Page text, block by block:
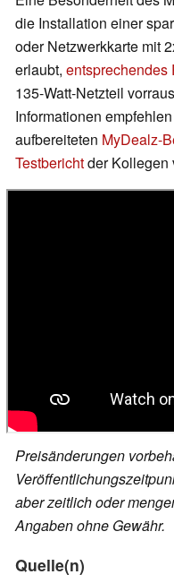
die Installation einer
oder Netzwerkkarte mit
erlaubt, entsprechendes
135-Watt-Netzteil
Informationen
aufbereiteten MyDealz-
Testberichtder Kollegen
Preisänderungen
aber zeitlich oder
Angaben ohne Gewähr.
Quelle(n)